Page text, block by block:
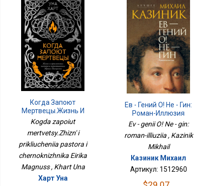
Когда Запоют
Мертвецы.Жизнь И
Приключения Пастора И
Чернокнижника Эйрика
Магнусс
Kogda zapoiut
mertvetsy.Zhizn' i
prikliucheniia pastora i
chernoknizhnika Eirika
Magnuss , Khart Una
Харт Уна
Ев - Гений О! Не - Гин:
Роман-Иллюзия
Ev - genii O! Ne - gin:
roman-illiuziia , Kazinik
Mikhail
Казиник Михаил
Артикул: 1512960